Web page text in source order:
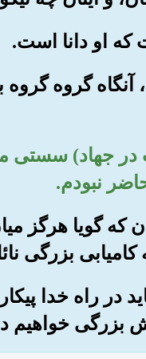
آنگاه گروه گروه
در جهاد) سستی
نبودم.
که گویا هرگز
کامیابی بزرگی
در راه خدا
بزرگی خواهیم